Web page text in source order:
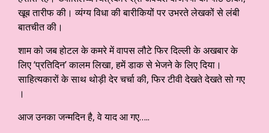
खूब तारीफ की। व्यंग्य विधा की बारीकियों पर उभरते लेखकों से लंबी
बातचीत की।
शाम को जब होटल के कमरे में वापस लौटे फिर दिल्ली के अखबार के
लिए ‘प्रतिदिन’ कालम लिखा, हमें डाक से भेजने के लिए दिया।
साहित्यकारों के साथ थोड़ी देर चर्चा की, फिर टीवी देखते देखते सो गए
।
आज उनका जन्मदिन है, वे याद आ गए…..